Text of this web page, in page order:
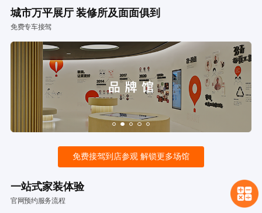
城市万平展厅 装修所及面面俱到
免费专车接驾
免费接驾到店参观 解锁更多场馆
一站式家装体验
官网预约服务流程